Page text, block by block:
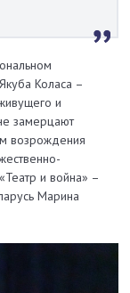
Коласа –
и
замерцают
возрождения
и война» –
Марина